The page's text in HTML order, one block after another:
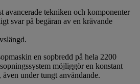
avancerade tekniken och komponenter
svar på begäran av en krävande
en sopbredd på hela 2200
möjliggör en konstant
under tungt användande.